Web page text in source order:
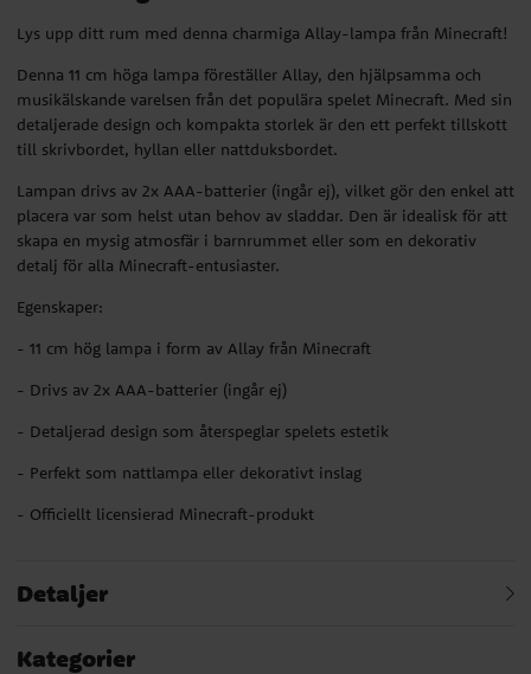
Lys upp ditt rum med denna charmiga Allay-lampa från Minecraft!
Denna 11 cm höga lampa föreställer Allay, den hjälpsamma och
musikälskande varelsen från det populära spelet Minecraft. Med sin
detaljerade design och kompakta storlek är den ett perfekt tillskott
till skrivbordet, hyllan eller nattduksbordet.
Lampan drivs av 2x AAA-batterier (ingår ej), vilket gör den enkel att
placera var som helst utan behov av sladdar. Den är idealisk för att
skapa en mysig atmosfär i barnrummet eller som en dekorativ
detalj för alla Minecraft-entusiaster.
Egenskaper:
- 11 cm hög lampa i form av Allay från Minecraft
- Drivs av 2x AAA-batterier (ingår ej)
- Detaljerad design som återspeglar spelets estetik
- Perfekt som nattlampa eller dekorativt inslag
- Officiellt licensierad Minecraft-produkt
Detaljer
Kategorier